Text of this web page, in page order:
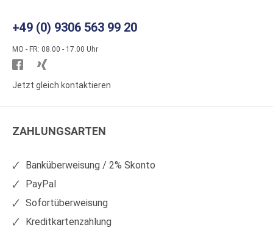
+49 (0) 9306 563 99 20
MO - FR: 08.00 - 17.00 Uhr
Besuchen
Sie
auf
Sie
auf
Jetzt gleich kontaktieren
ZAHLUNGSARTEN
Banküberweisung / 2% Skonto
PayPal
Sofortüberweisung
Kreditkartenzahlung